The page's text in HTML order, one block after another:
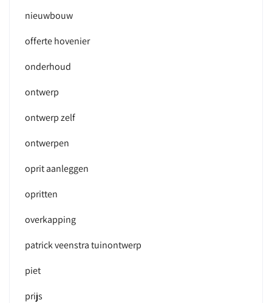
nieuwbouw
offerte hovenier
onderhoud
ontwerp
ontwerp zelf
ontwerpen
oprit aanleggen
opritten
overkapping
patrick veenstra tuinontwerp
piet
prijs